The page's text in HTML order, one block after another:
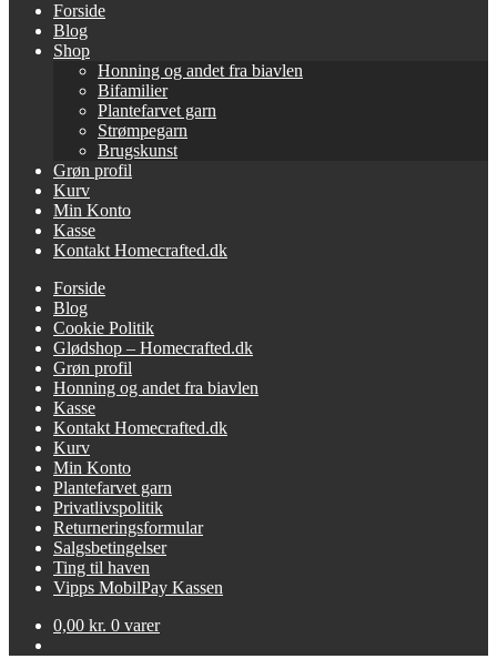
Forside
Blog
Shop
Honning og andet fra biavlen
Bifamilier
Plantefarvet garn
Strømpegarn
Brugskunst
Grøn profil
Kurv
Min Konto
Kasse
Kontakt Homecrafted.dk
Forside
Blog
Cookie Politik
Glødshop – Homecrafted.dk
Grøn profil
Honning og andet fra biavlen
Kasse
Kontakt Homecrafted.dk
Kurv
Min Konto
Plantefarvet garn
Privatlivspolitik
Returneringsformular
Salgsbetingelser
Ting til haven
Vipps MobilPay Kassen
0,00 kr. 0 varer